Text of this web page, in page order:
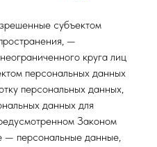
субъектом
—
круга лиц
персональных данных
персональных данных,
данных для
Законом
— персональные данные,